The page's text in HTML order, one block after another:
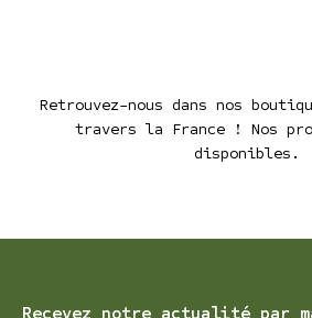
Retrouvez-nous dans nos
travers la France ! Nos
disponibles.
Recevez notre actualité par